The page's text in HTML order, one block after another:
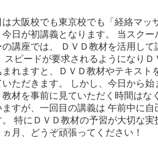
は大阪校でも東京校でも「経絡マッ
今日が初講義となります。 当スク
の講座では、 ＤＶＤ教材を活用し
スピードが要求されるようになり
まれますと、ＤＶＤ教材やテキス
いただきます。 しかし、今日から
教材を事前に見ていただく時間はな
ますが、一回目の講義は 午前中に
。 特にＤＶＤ教材の予習が大切な
ヵ月、どうぞ頑張って